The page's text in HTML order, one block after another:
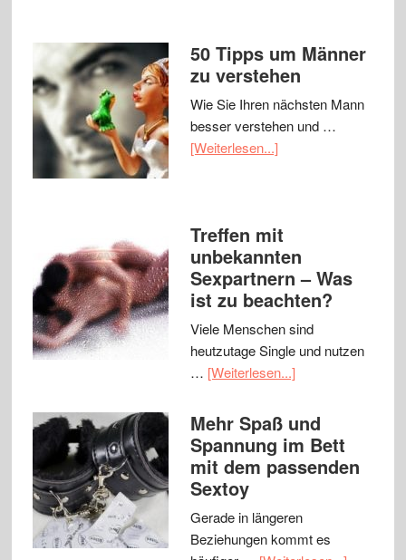
50 Tipps um Männer
zu verstehen
Wie Sie Ihren nächsten Mann
besser verstehen und …
[Weiterlesen...]
Treffen mit
unbekannten
Sexpartnern – Was
ist zu beachten?
Viele Menschen sind
heutzutage Single und nutzen
… [Weiterlesen...]
Mehr Spaß und
Spannung im Bett
mit dem passenden
Sextoy
Gerade in längeren
Beziehungen kommt es